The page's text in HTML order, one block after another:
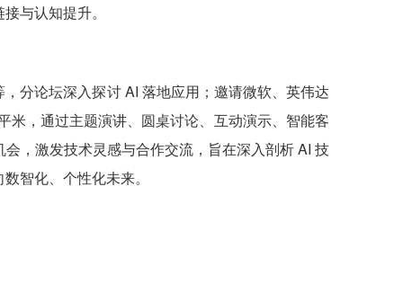
与认知提升。
分论坛深入探讨 AI 落地应用；邀请微软、英伟达
，通过主题演讲、圆桌讨论、互动演示、智能客
，激发技术灵感与合作交流，旨在深入剖析 AI 技
智化、个性化未来。